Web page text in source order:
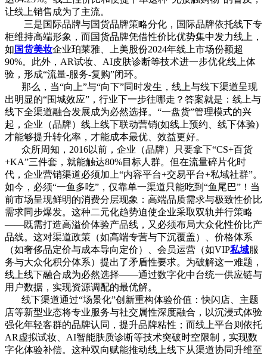
让线上销售成为了主流。
三是国际品牌与国货品牌策略分化，国际品牌依托线下专
柜维持高端形象，而国货品牌凭借性价比优势集中发力线上，
如 国货美妆企业珀莱雅、上美股份2024年线上市场份额超
90%。此外，AR试妆、AI皮肤诊断等技术进一步优化线上体
验，形成“流量-服务-复购”闭环。
那么，当“向上”与“向下”同时发生，线上与线下渠道呈现
出明显的“围城效应”，行业下一步往哪走？答案就是：线上与
线下全渠道融合发展成为必然选择。“一盘货”管理模式的兴
起，企业（品牌）线上线下联动营销(如线上预约、线下体验)
才能够提升转化率，才能成本最优、效益更好。
众所周知，2016以前，企业（品牌）只要拿下“CS+百货
+KA”三件套，就能触达80%目标人群。但在流量碎片化时
代，企业营销渠道必须加上“内容平台+交易平台+私域社群”。
如今，必须“一鱼多吃”，仅靠单一渠道只能吃到“鱼尾巴”！当
前市场呈现鲜明的消费分层现象：高端品质需求与极致性价比
需求同步爆发。这种二元化趋势迫使企业采取双轨并行策略
——既需打造高溢价体验产品线，又必须布局大众化性价比产
品线。这对渠道政策（如高端专营与下沉覆盖）、价格体系
（如奢侈品定价与成本导向定价）、会员运营（如VIP私域服
务与大众化积分体系）提出了矛盾性要求。为破解这一难题，
线上线下融合成为必然选择——通过数字化中台统一供应链与
用户数据，实现资源调配的最优解。
线下渠道通过“场景化”创新重构体验价值：快闪店、主题
店等新型业态将专业服务与社交属性深度融合，以沉浸式体验
强化年轻客群的品牌认同，提升品牌粘性；而线上平台则依托
AR虚拟试妆、AI智能肤质诊断等技术突破时空限制，实现数
字化体验补偿。这种双向赋能推动线上线下从渠道协同升维至